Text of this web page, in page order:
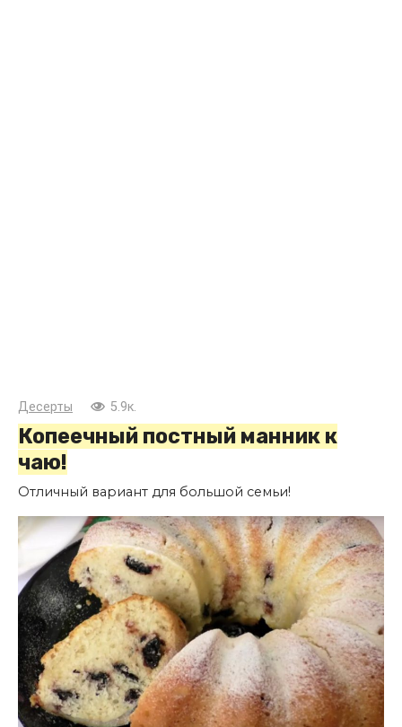
Десерты 5.9к.
Копеечный постный манник к
чаю!
Отличный вариант для большой семьи!